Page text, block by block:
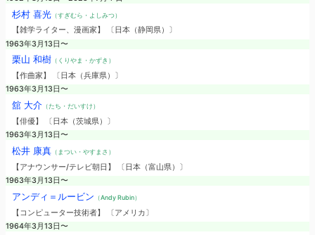
杉村 喜光（すぎむら・よしみつ）
【雑学ライター、漫画家】 〔日本（静岡県）〕
1963年3月13日〜
栗山 和樹（くりやま・かずき）
【作曲家】 〔日本（兵庫県）〕
1963年3月13日〜
舘 大介（たち・だいすけ）
【俳優】 〔日本（茨城県）〕
1963年3月13日〜
松井 康真（まつい・やすまさ）
【アナウンサー/テレビ朝日】 〔日本（富山県）〕
1963年3月13日〜
アンディ＝ルービン （Andy Rubin）
【コンピューター技術者】 〔アメリカ〕
1964年3月13日〜